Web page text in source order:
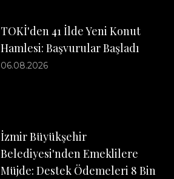
TOKİ'den 41 İlde Yeni Konut
Hamlesi: Başvurular Başladı
06.08.2026
İzmir Büyükşehir
Belediyesi'nden Emeklilere
Müjde: Destek Ödemeleri 8 Bin